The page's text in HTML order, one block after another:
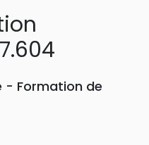
- Formation de